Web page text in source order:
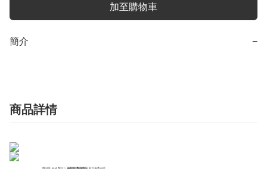
加至購物車
簡介 −
商品詳情